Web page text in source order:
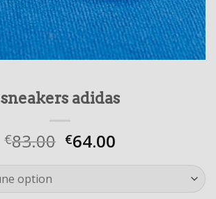
sneakers adidas
€83.00 €64.00